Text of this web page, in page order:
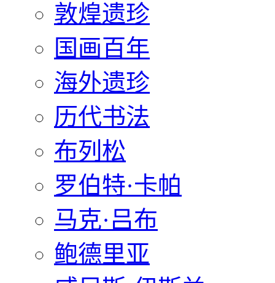
敦煌遗珍
国画百年
海外遗珍
历代书法
布列松
罗伯特·卡帕
马克·吕布
鲍德里亚